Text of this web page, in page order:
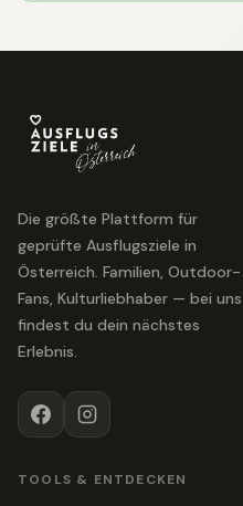
Die größte Plattform für
geprüfte Ausflugsziele in
Österreich. Familien, Outdoor-
Fans, Kulturliebhaber — bei uns
findest du dein nächstes
Erlebnis.
TOOLS & ENTDECKEN